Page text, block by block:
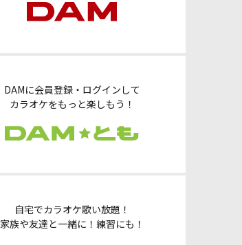
DAMに会員登録・ログインして
カラオケをもっと楽しもう！
自宅でカラオケ歌い放題！
家族や友達と一緒に！練習にも！